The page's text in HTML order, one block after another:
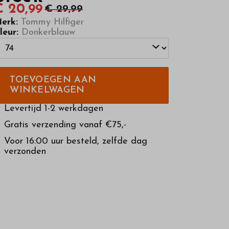
20,99 € 29,99
Tommy Hilfiger
Donkerblauw
TOEVOEGEN AAN
WINKELWAGEN
Levertijd 1-2 werkdagen
Gratis verzending vanaf €75,-
Voor 16:00 uur besteld, zelfde dag
verzonden